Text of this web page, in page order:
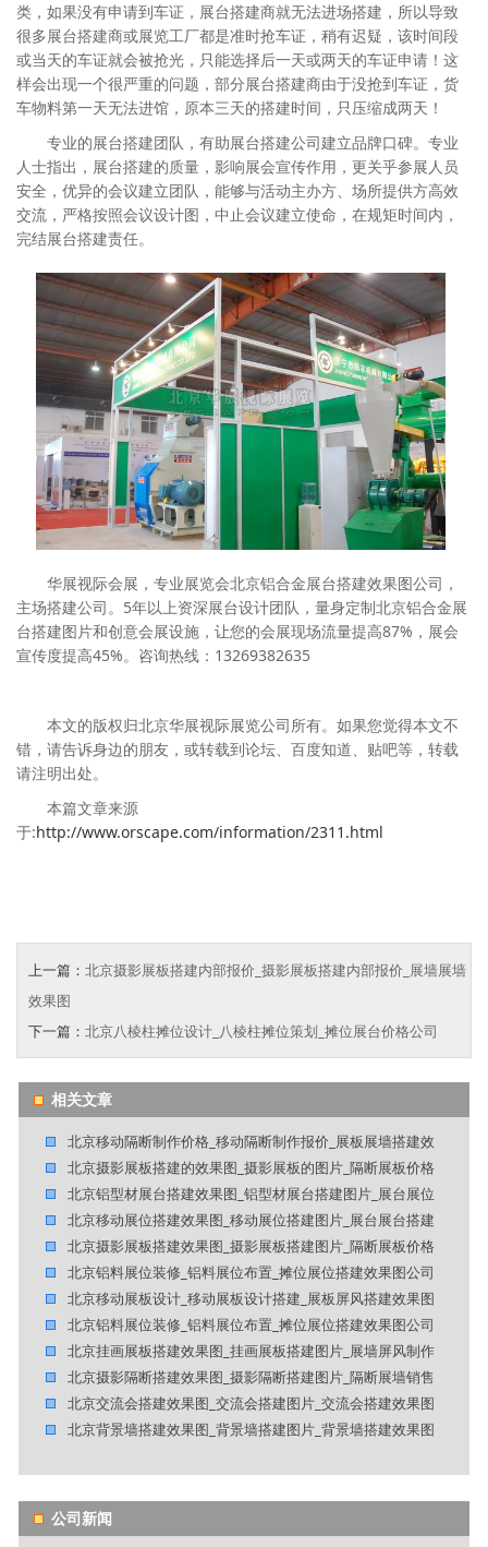
类，如果没有申请到车证，展台搭建商就无法进场搭建，所以导致
很多展台搭建商或展览工厂都是准时抢车证，稍有迟疑，该时间段
或当天的车证就会被抢光，只能选择后一天或两天的车证申请！这
样会出现一个很严重的问题，部分展台搭建商由于没抢到车证，货
车物料第一天无法进馆，原本三天的搭建时间，只压缩成两天！
专业的展台搭建团队，有助展台搭建公司建立品牌口碑。专业
人士指出，展台搭建的质量，影响展会宣传作用，更关乎参展人员
安全，优异的会议建立团队，能够与活动主办方、场所提供方高效
交流，严格按照会议设计图，中止会议建立使命，在规矩时间内，
完结展台搭建责任。
华展视际会展，专业展览会北京铝合金展台搭建效果图公司，
主场搭建公司。5年以上资深展台设计团队，量身定制北京铝合金展
台搭建图片和创意会展设施，让您的会展现场流量提高87%，展会
宣传度提高45%。咨询热线：13269382635
本文的版权归北京华展视际展览公司所有。如果您觉得本文不
错，请告诉身边的朋友，或转载到论坛、百度知道、贴吧等，转载
请注明出处。
本篇文章来源
于:http://www.orscape.com/information/2311.html
上一篇： 北京摄影展板搭建内部报价_摄影展板搭建内部报价_展墙展墙
效果图
下一篇： 北京八棱柱摊位设计_八棱柱摊位策划_摊位展台价格公司
相关文章
北京移动隔断制作价格_移动隔断制作报价_展板展墙搭建效
北京摄影展板搭建的效果图_摄影展板的图片_隔断展板价格
北京铝型材展台搭建效果图_铝型材展台搭建图片_展台展位
北京移动展位搭建效果图_移动展位搭建图片_展台展台搭建
北京摄影展板搭建效果图_摄影展板搭建图片_隔断展板价格
北京铝料展位装修_铝料展位布置_摊位展位搭建效果图公司
北京移动展板设计_移动展板设计搭建_展板屏风搭建效果图
北京铝料展位装修_铝料展位布置_摊位展位搭建效果图公司
北京挂画展板搭建效果图_挂画展板搭建图片_展墙屏风制作
北京摄影隔断搭建效果图_摄影隔断搭建图片_隔断展墙销售
北京交流会搭建效果图_交流会搭建图片_交流会搭建效果图
北京背景墙搭建效果图_背景墙搭建图片_背景墙搭建效果图
公司新闻